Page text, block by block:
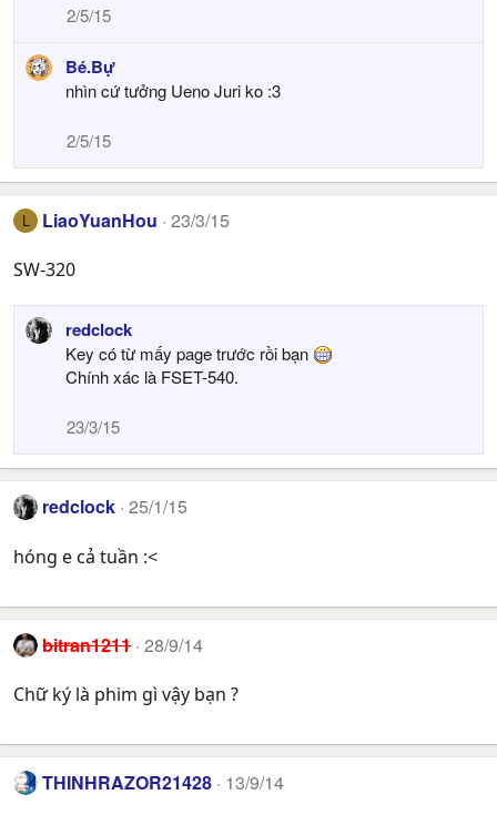
2/5/15
Bé.Bự
nhìn cứ tưởng Ueno Juri ko :3
2/5/15
L LiaoYuanHou 23/3/15
SW-320
redclock
Key có từ mấy page trước rồi bạn
Chính xác là FSET-540.
23/3/15
redclock 25/1/15
hóng e cả tuần :<
bitran1211 28/9/14
Chữ ký là phim gì vậy bạn ?
THINHRAZOR21428 13/9/14